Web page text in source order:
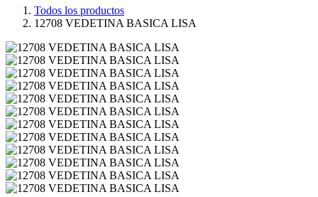
Todos los productos
12708 VEDETINA BASICA LISA